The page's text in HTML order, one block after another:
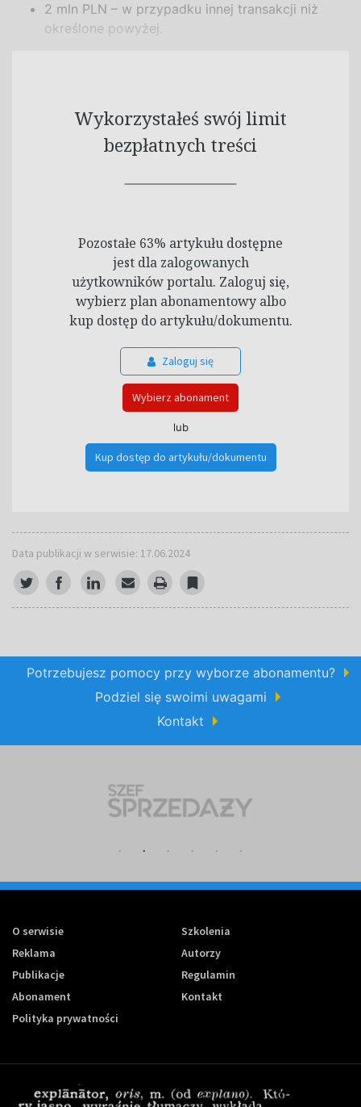
2 mln PLN – w przypadku innej transakcji niż
określone powyżej.
Wykorzystałeś swój limit
bezpłatnych treści
Pozostałe 63% artykułu dostępne
jest dla zalogowanych
użytkowników portalu. Zaloguj się,
wybierz plan abonamentowy albo
kup dostęp do artykułu/dokumentu.
Zaloguj się
Wybierz abonament
lub
Kup dostęp do artykułu/dokumentu
Data publikacji w serwisie: 17.06.2024
Potrzebujesz pomocy przy wyborze abonamentu?
Podziel się swoimi uwagami
Kontakt
O serwisie
Szkolenia
Reklama
Autorzy
Publikacje
Regulamin
Abonament
Kontakt
Polityka prywatności